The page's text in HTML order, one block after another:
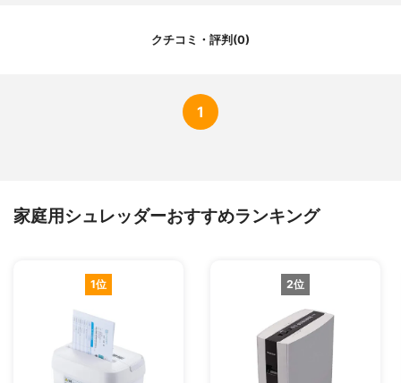
クチコミ・評判(0)
1
家庭用シュレッダーおすすめランキング
1位 2位